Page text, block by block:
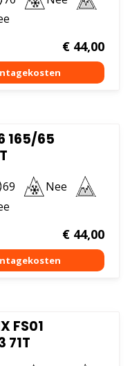
€44,00
165/65
69
Nee
€44,00
FS01
71T